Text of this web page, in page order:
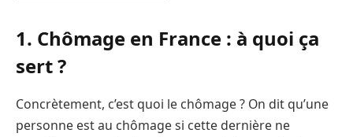
1. Chômage en France : à quoi ça
sert ?
Concrètement, c’est quoi le chômage ? On dit qu’une
personne est au chômage si cette dernière ne